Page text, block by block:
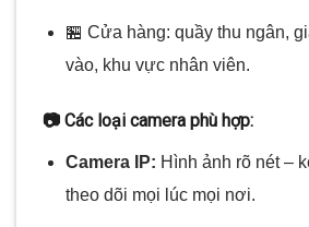
🏪 Cửa hàng: quầy thu ngân,
vào, khu vực nhân viên.
📷 Các loại camera phù hợp:
Camera IP: Hình ảnh rõ nét –
theo dõi mọi lúc mọi nơi.